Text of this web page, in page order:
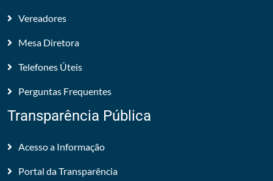
Vereadores
Mesa Diretora
Telefones Úteis
Perguntas Frequentes
Transparência Pública
Acesso a Informação
Portal da Transparência